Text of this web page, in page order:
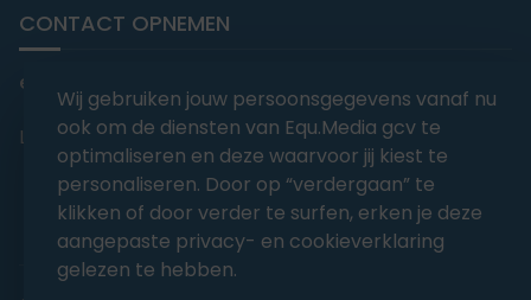
CONTACT OPNEMEN
editorial@equmedia.be
Langendamdreef 22 9880 Aalter België
Wij gebruiken jouw persoonsgegevens vanaf nu
ook om de diensten van Equ.Media gcv te
optimaliseren en deze waarvoor jij kiest te
personaliseren. Door op “verdergaan” te
klikken of door verder te surfen, erken je deze
aangepaste privacy- en cookieverklaring
gelezen te hebben.